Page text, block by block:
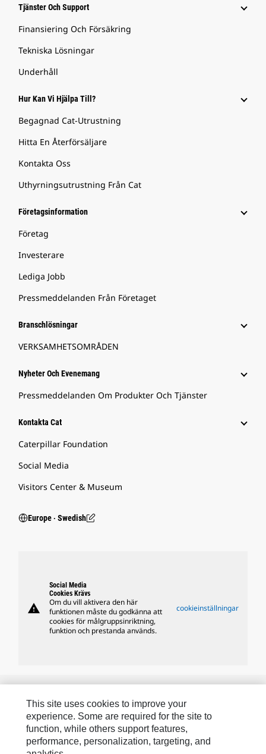
Tjänster Och Support
Finansiering Och Försäkring
Tekniska Lösningar
Underhåll
Hur Kan Vi Hjälpa Till?
Begagnad Cat-Utrustning
Hitta En Återförsäljare
Kontakta Oss
Uthyrningsutrustning Från Cat
Företagsinformation
Företag
Investerare
Lediga Jobb
Pressmeddelanden Från Företaget
Branschlösningar
VERKSAMHETSOMRÅDEN
Nyheter Och Evenemang
Pressmeddelanden Om Produkter Och Tjänster
Kontakta Cat
Caterpillar Foundation
Social Media
Visitors Center & Museum
Europe ‧ Swedish
warning
Social Media
Cookies Krävs
Om du vill aktivera den här
funktionen måste du godkänna att
cookies för målgruppsinriktning,
funktion och prestanda används.
cookieinställningar
Caterpillar.com
This site uses cookies to improve your
experience. Some are required for the site to
function, while others support features,
performance, personalization, targeting, and